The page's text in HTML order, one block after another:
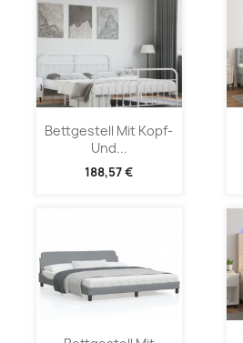
Bettgestell Mit Kopf-
Und...
188,57 €